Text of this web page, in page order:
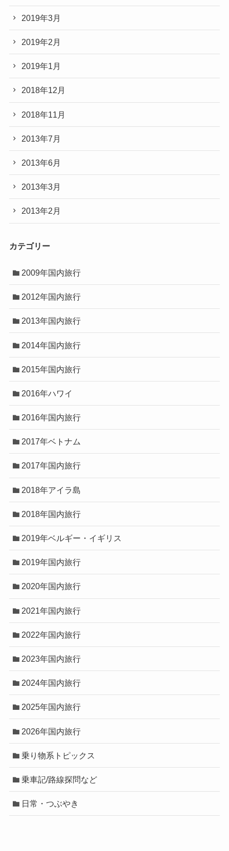
2019年3月
2019年2月
2019年1月
2018年12月
2018年11月
2013年7月
2013年6月
2013年3月
2013年2月
カテゴリー
2009年国内旅行
2012年国内旅行
2013年国内旅行
2014年国内旅行
2015年国内旅行
2016年ハワイ
2016年国内旅行
2017年ベトナム
2017年国内旅行
2018年アイラ島
2018年国内旅行
2019年ベルギー・イギリス
2019年国内旅行
2020年国内旅行
2021年国内旅行
2022年国内旅行
2023年国内旅行
2024年国内旅行
2025年国内旅行
2026年国内旅行
乗り物系トピックス
乗車記/路線探問など
日常・つぶやき